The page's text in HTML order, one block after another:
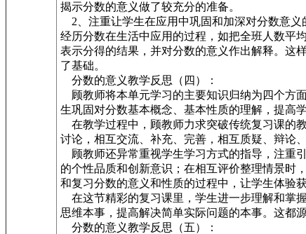
揭示分数的意义做了较充分的准备。
2、注重让学生在应用中巩固和加深对分数意义
经历分数在生活中应用的过程，如把全班人数平
表示分得的结果，并对分数的意义作出解释。这
了基础。
分数的意义教学反思（四）：
顾教师将本单元学习的主要知识归纳为四个方
生巩固对分数基本概念、基本性质的理解，提高
在教学过程中，顾教师力求突破传统复习课的
讨论，相互交流、补充、完善，相互质疑、辩论
顾教师还异常重视学生学习方式的指导，注重
的个性品质和创新意识；在相互评价整理情景时
和复习分数的意义和性质的过程中，让学生体验
在这节精彩的复习课里，学生进一步理解和掌
思维本事，提高解决简单实际问题的本事。这都
分数的意义教学反思（五）：